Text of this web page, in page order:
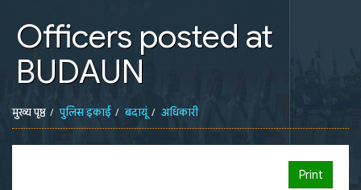
Officers posted at
BUDAUN
मुख्य पृष्ठ पुलिस इकाई बदायूं अधिकारी
Print